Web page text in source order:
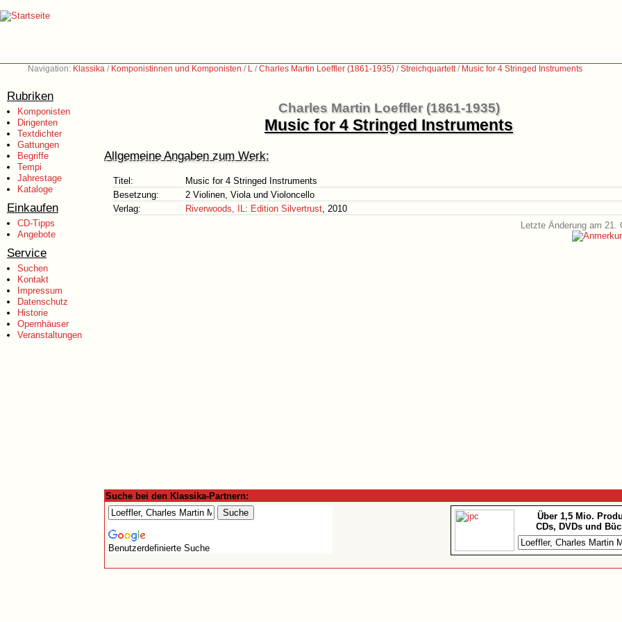
Navigation: Klassika / Komponistinnen und Komponisten / L /Charles Martin Loeffler (1861-1935) /Streichquartett/ Music for 4 Stringed Instruments
Rubriken
Komponisten
Dirigenten
Textdichter
Gattungen
Begriffe
Tempi
Jahrestage
Kataloge
Einkaufen
CD-Tipps
Angebote
Service
Suchen
Kontakt
Impressum
Datenschutz
Historie
Opernhäuser
Veranstaltungen
Charles Martin Loeffler (1861-1935)
Music for 4 Stringed Instruments
Allgemeine Angaben zum Werk:
Titel:
Music for 4 Stringed Instruments
Besetzung:
2 Violinen, Viola und Violoncello
Verlag:
Riverwoods, IL: Edition Silvertrust, 2010
Letzte Änderung am 21.
Suche bei den Klassika-Partnern:
Benutzerdefinierte Suche
Über 1,5 Mio.
CDs, DVDs und